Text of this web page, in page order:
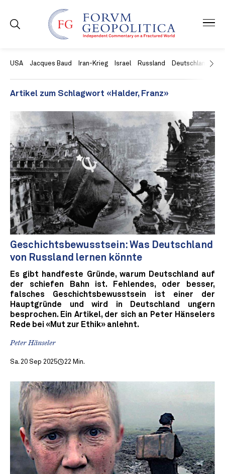
USA Jacques Baud Iran-Krieg Israel Russland Deutschland
Artikel zum Schlagwort «Halder, Franz»
Geschichtsbewusstsein: Was Deutschland
von Russland lernen könnte
Es gibt handfeste Gründe, warum Deutschland auf
der schiefen Bahn ist. Fehlendes, oder besser,
falsches Geschichtsbewusstsein ist einer der
Hauptgründe und wird in Deutschland ungern
besprochen. Ein Artikel, der sich an Peter Hänselers
Rede bei «Mut zur Ethik» anlehnt.
Peter Hänseler
Sa. 20 Sep 2025 22 Min.